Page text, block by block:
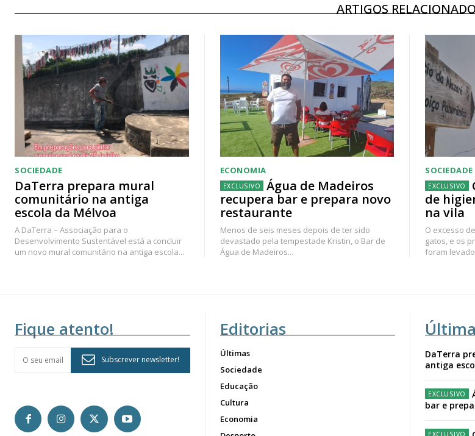
ARTIGOS
SOCIEDADE
DaTerra prepara mural
comunitário na antiga
escola da Mélvoa
A DaTerra – Associação para o
Desenvolvimento Sustentável está a concluir
um novo mural comunitário na antiga escola...
ECONOMIA
Água de Madeiros
recupera bar e prepara novo
restaurante
Menos de seis meses depois de ter sido
devastado pela tempestade Kristin, o Bar de
Água de Madeiros...
SOCIEDADE
de
na vila
O excesso
gatos, e os
foram
Fique atento!
Subscrever newsletter!
Editorias
Últimas
Sociedade
Educação
Cultura
Economia
DaTerra
antiga
bar e